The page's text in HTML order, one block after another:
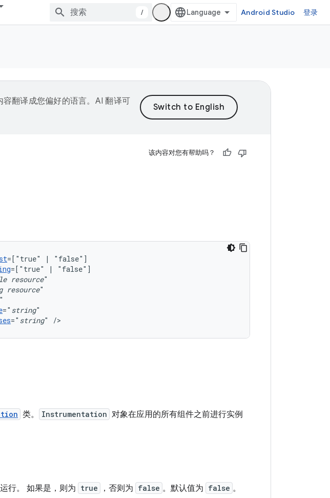
/ Android Studio 登录
翻译成您偏好的语言。AI 翻译可
该内容对您有帮助吗？
=["true" |
=["true" |
resource
resource
=" string
=" string" />
类。 Instrumentation 对象在应用的所有组件之前进行实例
行。 如果是，则为 true ，否则为 false 。默认值为 false 。